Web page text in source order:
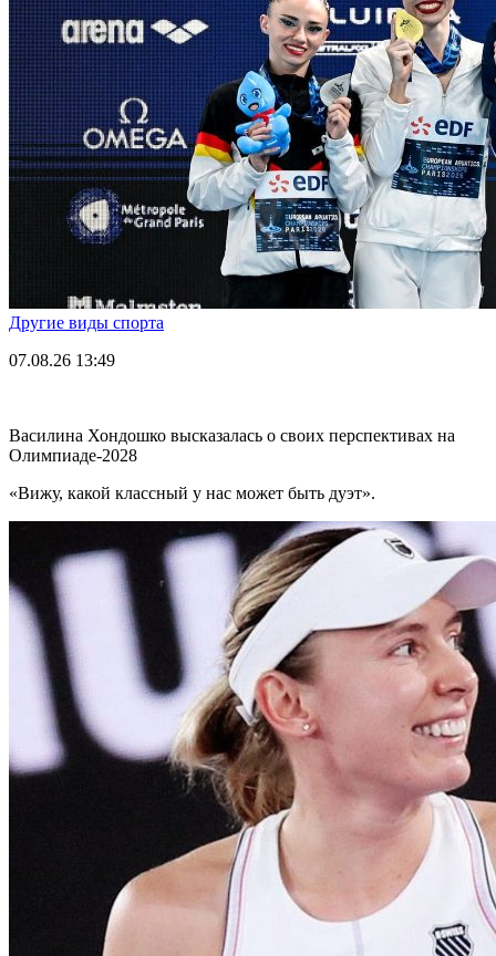
Другие виды спорта
07.08.26 13:49
Василина Хондошко высказалась о своих перспективах на
Олимпиаде-2028
«Вижу, какой классный у нас может быть дуэт».